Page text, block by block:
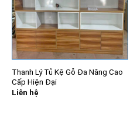
Thanh Lý Tủ Kệ Gỗ Đa Năng Cao
Cấp Hiện Đại
Liên hệ